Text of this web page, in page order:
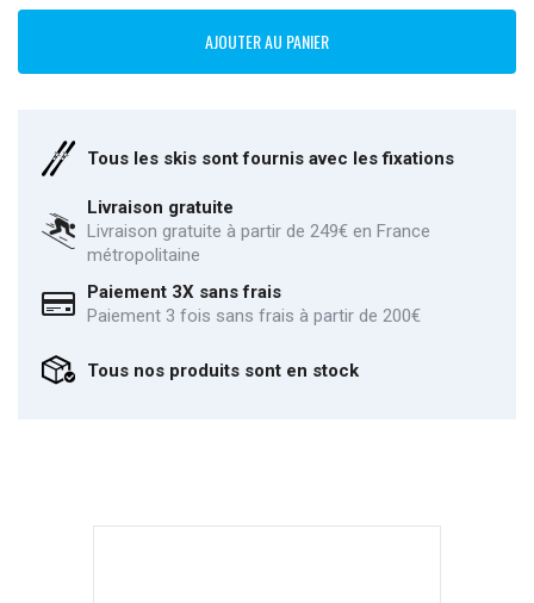
AJOUTER AU PANIER
Tous les skis sont fournis avec les fixations
Livraison gratuite
Livraison gratuite à partir de 249€ en France
métropolitaine
Paiement 3X sans frais
Paiement 3 fois sans frais à partir de 200€
Tous nos produits sont en stock